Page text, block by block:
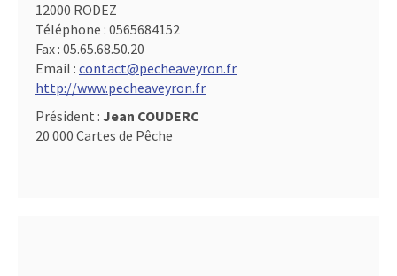
12000 RODEZ
Téléphone : 0565684152
Fax : 05.65.68.50.20
Email : contact@pecheaveyron.fr
http://www.pecheaveyron.fr
Président : Jean COUDERC
20 000 Cartes de Pêche